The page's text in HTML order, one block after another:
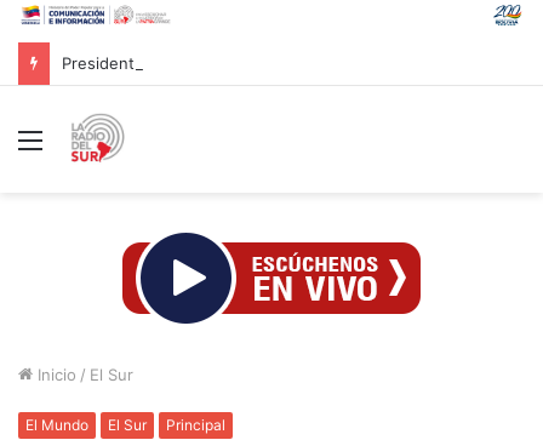
Menú
Inicio / El Sur
El Mundo El Sur Principal